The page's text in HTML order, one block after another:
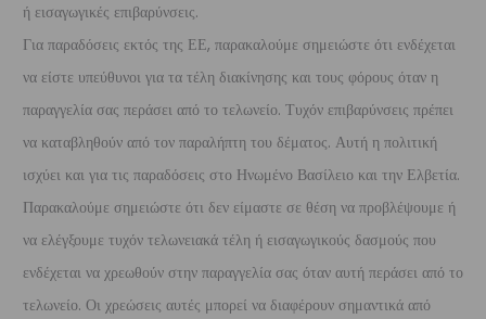
ή εισαγωγικές επιβαρύνσεις.
Για παραδόσεις εκτός της ΕΕ, παρακαλούμε σημειώστε ότι ενδέχεται
να είστε υπεύθυνοι για τα τέλη διακίνησης και τους φόρους όταν η
παραγγελία σας περάσει από το τελωνείο. Τυχόν επιβαρύνσεις πρέπει
να καταβληθούν από τον παραλήπτη του δέματος. Αυτή η πολιτική
ισχύει και για τις παραδόσεις στο Ηνωμένο Βασίλειο και την Ελβετία.
Παρακαλούμε σημειώστε ότι δεν είμαστε σε θέση να προβλέψουμε ή
να ελέγξουμε τυχόν τελωνειακά τέλη ή εισαγωγικούς δασμούς που
ενδέχεται να χρεωθούν στην παραγγελία σας όταν αυτή περάσει από το
τελωνείο. Οι χρεώσεις αυτές μπορεί να διαφέρουν σημαντικά από